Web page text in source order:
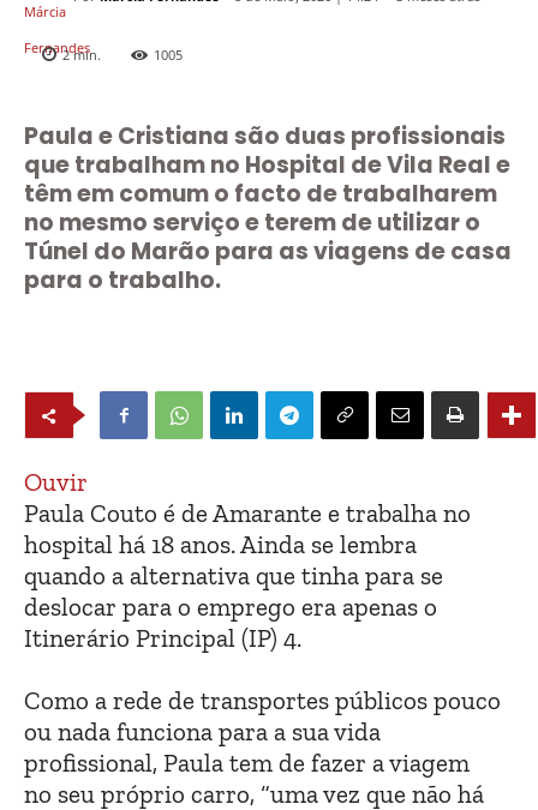
2min. 1005
Paula e Cristiana são duas profissionais
que trabalham no Hospital de Vila Real e
têm em comum o facto de trabalharem
no mesmo serviço e terem de utilizar o
Túnel do Marão para as viagens de casa
para o trabalho.
Ouvir
Paula Couto é de Amarante e trabalha no
hospital há 18 anos. Ainda se lembra
quando a alternativa que tinha para se
deslocar para o emprego era apenas o
Itinerário Principal (IP) 4.
Como a rede de transportes públicos pouco
ou nada funciona para a sua vida
profissional, Paula tem de fazer a viagem
no seu próprio carro, “uma vez que não há